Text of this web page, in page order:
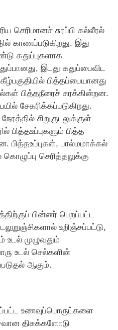
செரிமானச் சுரப்பி கல்லீரல்
காணப்படுகிறது. இது
கதுப்புகளாக
இடது கதுப்பைவிட
பித்தப்பையானது
பித்தநீரைச் சுரக்கின்றன.
சேகரிக்கப்படுகிறது.
சிறுகுடலுக்குள்
பித்தஉப்புகளும் பித்த
பித்தஉப்புகள், பால்மமாக்கல்
செரித்தலுக்கு
பின்னர் பெறப்பட்ட
உறிஞ்சப்பட்டு,
உடல் முழுவதும்
உடல் செல்களின்
ஆகும்.
உணவுப்பொருட்களை
திசுக்களோடு